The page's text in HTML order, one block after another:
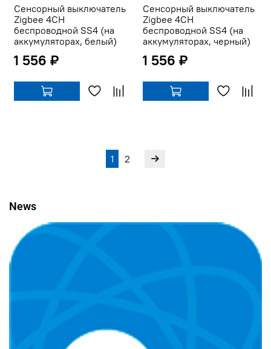
Сенсорный выключатель
Zigbee 4CH
беспроводной SS4 (на
аккумуляторах, белый)
1 556 ₽
Сенсорный выключатель
Zigbee 4CH
беспроводной SS4 (на
аккумуляторах, черный)
1 556 ₽
1 2
News